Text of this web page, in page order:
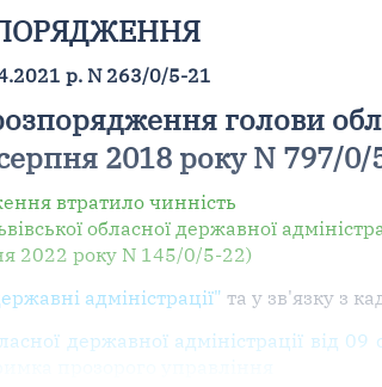
р. N 263/0/5-21
голови
серпня 2018 року N 797/0/
втратило чинність
обласної державної
2022 року N 145/0/5-22)
адміністрації" та у зв'язку з
державної адміністрації від